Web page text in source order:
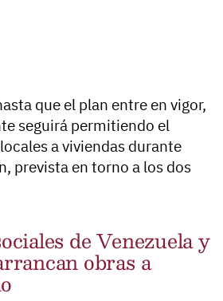
que el plan entre en vigor,
seguirá permitiendo el
a viviendas durante
prevista en torno a los dos
de Venezuela y
obras a